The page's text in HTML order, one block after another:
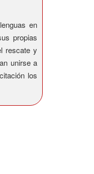
en
propias
rescate y
unirse a
los